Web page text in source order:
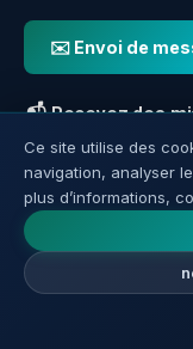
✉️ Envoi de
📬 Recevez des
Nouveaux articles
Ce site utilise des
navigation, analyser
plus d’informations,